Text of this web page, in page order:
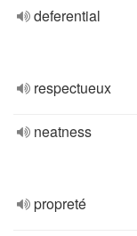
deferential
respectueux
neatness
propreté